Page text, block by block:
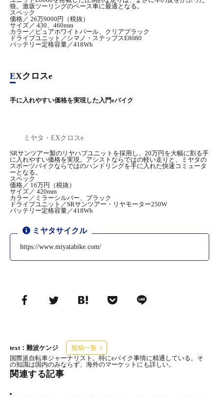
狼。激坂ツーリングのベース車に最適となる。
スペック
価格／ 26万9000円（税抜）
サイズ／ 430、460mm
カラー／ピュアホワイトパール、クリアブラック
ドライブユニット／シマノ・ステップスE8080
バッテリー定格容量／418Wh
EXクロスe
手に入れやすい価格を実現した入門eバイク
ミヤタ・EXクロスe
SRサンツアー製のリヤハブユニットを採用し、20万円を大幅に割る手
に入れやすい価格を実現。アシストならではの軽い走りと、ミヤタの
スポーツバイクならではのハンドリングを手に入れた快速コミュータ
ーとなる。
スペック
価格／ 16万円（税抜）
サイズ／ 420mm
カラー／ミラーシルバー、ブラック
ドライブユニット／SRサンツアー・リヤモーター250W
バッテリー定格容量／418Wh
ミヤタサイクル
https://www.miyatabike.com/
text：難波ケンジ
投稿一覧
国際派自転車ジャーナリスト。特にeバイク事情に精通している。そ
の知識は国内のみならず、海外のマーケットにも詳しい。
関連する記事